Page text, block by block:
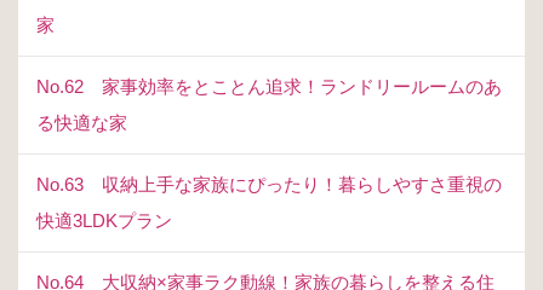
家
No.62 家事効率をとことん追求！ランドリールームのあ
る快適な家
No.63 収納上手な家族にぴったり！暮らしやすさ重視の
快適3LDKプラン
No.64 大収納×家事ラク動線！家族の暮らしを整える住